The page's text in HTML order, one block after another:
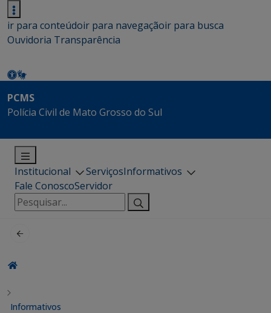
ir para conteúdoir para navegaçãoir para busca
Ouvidoria Transparência
PCMS
Polícia Civil de Mato Grosso do Sul
Institucional ServiçosInformativos
Fale ConoscoServidor
Pesquisar
por:
Informativos